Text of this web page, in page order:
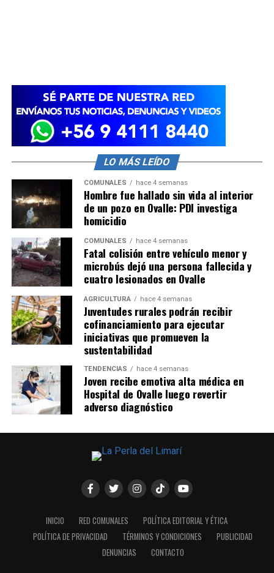
LO MÁS LEÍDO
COMUNALES hace 4 semanas
Hombre fue hallado sin vida al interior
de un pozo en Ovalle: PDI investiga
homicidio
COMUNALES hace 4 semanas
Fatal colisión entre vehículo menor y
microbús dejó una persona fallecida y
cuatro lesionados en Ovalle
AGRICULTURA hace 4 semanas
Juventudes rurales podrán recibir
cofinanciamiento para ejecutar
iniciativas que promueven la
sustentabilidad
TENDENCIAS hace 4 semanas
Joven recibe emotiva alta médica en
Hospital de Ovalle luego revertir
adverso diagnóstico
INICIO RED COMUNALES
POLÍTICA EDITORIAL Y ÉTICA
POLÍTICA DE PRIVACIDAD
TÉRMINOS Y CONDICIONES
PUBLICIDAD
DENUNCIAS
CONTACTO